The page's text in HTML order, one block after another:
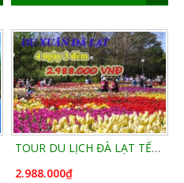
TOUR DU LỊCH ĐÀ LẠT TẾT TÂN SỬU 4 NGÀY 3 ĐÊM
2.988.000₫